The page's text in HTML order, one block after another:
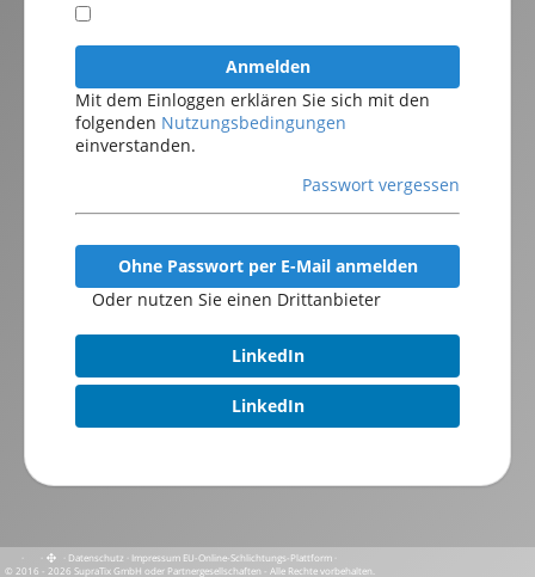
Anmelden
Mit dem Einloggen erklären Sie sich mit den
folgenden Nutzungsbedingungen
einverstanden.
Passwort vergessen
Ohne Passwort per E-Mail anmelden
Oder nutzen Sie einen Drittanbieter
LinkedIn
LinkedIn
Datenschutz Impressum EU-Online-Schlichtungs-Plattform
© 2016 - 2026 SupraTix GmbH oder Partnergesellschaften - Alle Rechte vorbehalten.